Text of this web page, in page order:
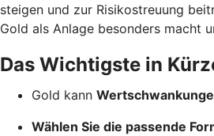
steigen und zur Risikostreuung
Gold als Anlage besonders macht
Das Wichtigste in
Gold kann
Wählen Sie die passende